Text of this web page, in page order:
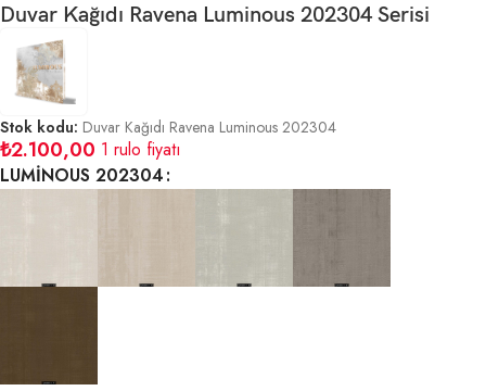
Duvar Kağıdı Ravena Luminous 202304 Serisi
Stok kodu: Duvar Kağıdı Ravena Luminous 202304
₺2.100,00 1 rulo fiyatı
LUMİNOUS 202304